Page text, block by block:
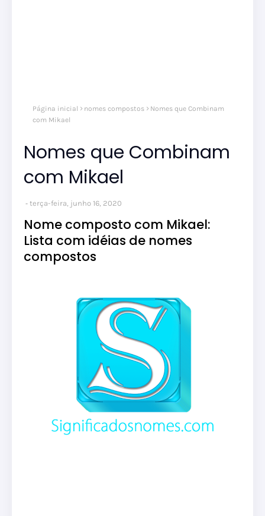
Página inicial nomes compostos
Nomes que Combinam
com Mikael
Nomes que Combinam
com Mikael
terça-feira, junho 16, 2020
Nome composto com Mikael:
Lista com idéias de nomes
compostos